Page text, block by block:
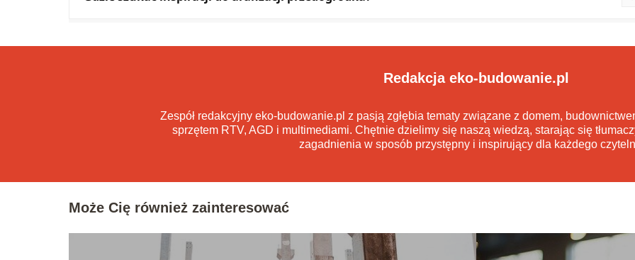
Redakcja eko-budowanie.pl
Zespół redakcyjny eko-budowanie.pl z pasją zgłębia tematy związane z domem,
sprzętem RTV, AGD i multimediami. Chętnie dzielimy się naszą wiedzą, starając się
zagadnienia w sposób przystępny i inspirujący dla każdego
Może Cię również zainteresować